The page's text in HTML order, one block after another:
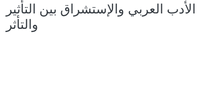
الأدب العربي والإستشراق بين التأثير
والتأثر